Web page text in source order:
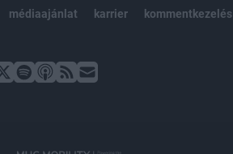
médiaajánlat karrier kommentkezelés